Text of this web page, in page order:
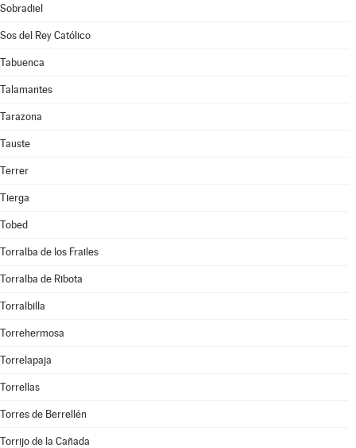
Sobradiel
Sos del Rey Católico
Tabuenca
Talamantes
Tarazona
Tauste
Terrer
Tierga
Tobed
Torralba de los Frailes
Torralba de Ribota
Torralbilla
Torrehermosa
Torrelapaja
Torrellas
Torres de Berrellén
Torrijo de la Cañada